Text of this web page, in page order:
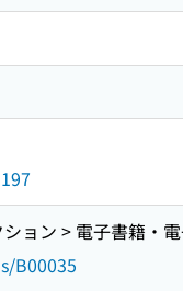
ョン > 電子書籍・
B00035